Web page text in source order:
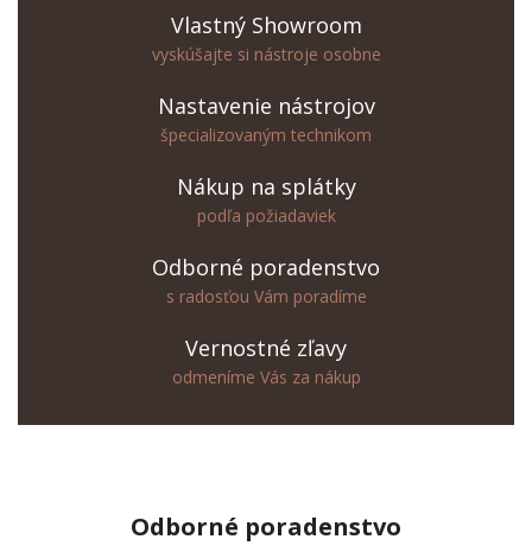
Vlastný Showroom
vyskúšajte si nástroje osobne
Nastavenie nástrojov
špecializovaným technikom
Nákup na splátky
podľa požiadaviek
Odborné poradenstvo
s radosťou Vám poradíme
Vernostné zľavy
odmeníme Vás za nákup
Odborné poradenstvo